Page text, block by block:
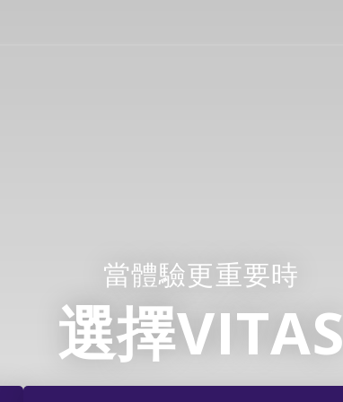
當體驗更重要時
選擇VITAS